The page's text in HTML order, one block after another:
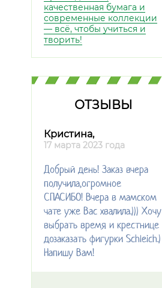
качественная бумага и
современные коллекции
— всё, чтобы учиться и
творить!
ОТЗЫВЫ
Кристина,
17 марта 2023 года
Добрый день! Заказ вчера
получила,огромное
СПАСИБО! Вчера в мамском
чате уже Вас хвалила.))) Хочу
выбрать время и крестнице
дозаказать фигурки Schleich.)
Напишу Вам!